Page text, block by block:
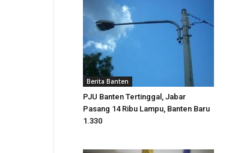
Berita Banten
PJU Banten Tertinggal, Jabar
Pasang 14 Ribu Lampu, Banten Baru
1.330